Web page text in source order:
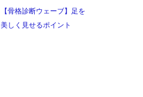
【骨格診断ウェーブ】足を
美しく見せるポイント